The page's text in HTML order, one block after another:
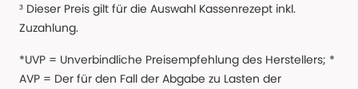
³ Dieser Preis gilt für die Auswahl Kassenrezept inkl.
Zuzahlung.
*UVP = Unverbindliche Preisempfehlung des Herstellers; *
AVP = Der für den Fall der Abgabe zu Lasten der